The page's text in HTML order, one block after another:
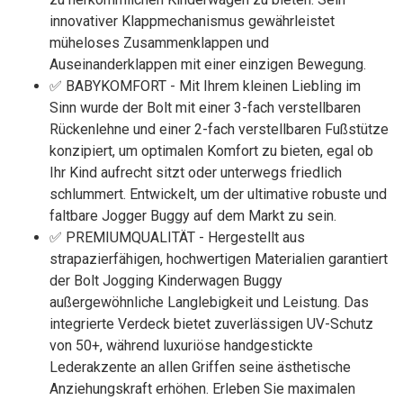
innovativer Klappmechanismus gewährleistet
müheloses Zusammenklappen und
Auseinanderklappen mit einer einzigen Bewegung.
✅ BABYKOMFORT - Mit Ihrem kleinen Liebling im
Sinn wurde der Bolt mit einer 3-fach verstellbaren
Rückenlehne und einer 2-fach verstellbaren Fußstütze
konzipiert, um optimalen Komfort zu bieten, egal ob
Ihr Kind aufrecht sitzt oder unterwegs friedlich
schlummert. Entwickelt, um der ultimative robuste und
faltbare Jogger Buggy auf dem Markt zu sein.
✅ PREMIUMQUALITÄT - Hergestellt aus
strapazierfähigen, hochwertigen Materialien garantiert
der Bolt Jogging Kinderwagen Buggy
außergewöhnliche Langlebigkeit und Leistung. Das
integrierte Verdeck bietet zuverlässigen UV-Schutz
von 50+, während luxuriöse handgestickte
Lederakzente an allen Griffen seine ästhetische
Anziehungskraft erhöhen. Erleben Sie maximalen